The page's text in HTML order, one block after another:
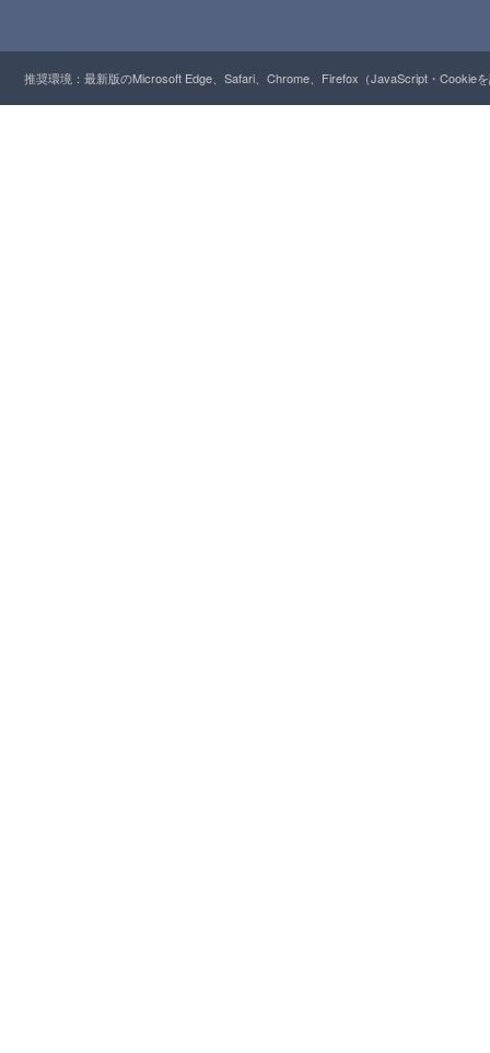
推奨環境：最新版のMicrosoft Edge、Safari、Chrome、Firefox（JavaScript・Cookie